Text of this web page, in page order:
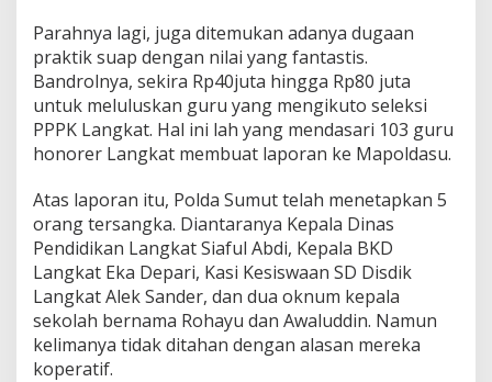
Parahnya lagi, juga ditemukan adanya dugaan
praktik suap dengan nilai yang fantastis.
Bandrolnya, sekira Rp40juta hingga Rp80 juta
untuk meluluskan guru yang mengikuto seleksi
PPPK Langkat. Hal ini lah yang mendasari 103 guru
honorer Langkat membuat laporan ke Mapoldasu.
Atas laporan itu, Polda Sumut telah menetapkan 5
orang tersangka. Diantaranya Kepala Dinas
Pendidikan Langkat Siaful Abdi, Kepala BKD
Langkat Eka Depari, Kasi Kesiswaan SD Disdik
Langkat Alek Sander, dan dua oknum kepala
sekolah bernama Rohayu dan Awaluddin. Namun
kelimanya tidak ditahan dengan alasan mereka
koperatif.